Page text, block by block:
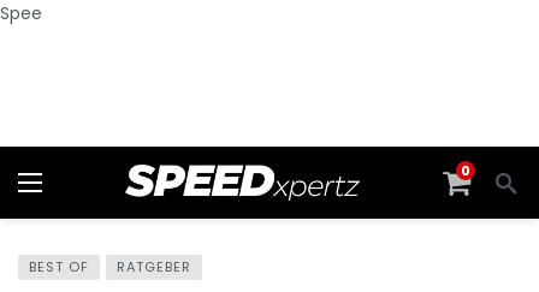
Spee
0
BEST OF RATGEBER